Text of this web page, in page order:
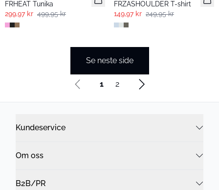
FRHEAT Tunika
299,97 kr 499,95 kr
FRZASHOULDER T-shirt
149,97 kr 249,95 kr
Se neste side
1 2
Kundeservice
Om oss
B2B/PR